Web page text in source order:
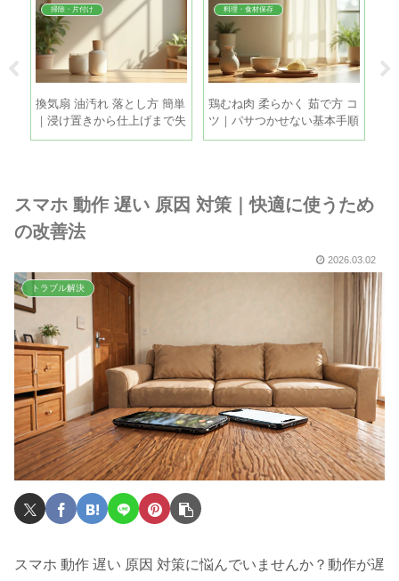
掃除・片付け
換気扇 油汚れ 落とし方 簡単
｜浸け置きから仕上げまで失
敗しない時短掃除
料理・食材保存
鶏むね肉 柔らかく 茹で方 コ
ツ｜パサつかせない基本手順
とちょい足しテク
スマホ 動作 遅い 原因 対策｜快適に使うため
の改善法
2026.03.02
トラブル解決
スマホ 動作 遅い 原因 対策に悩んでいませんか？動作が遅